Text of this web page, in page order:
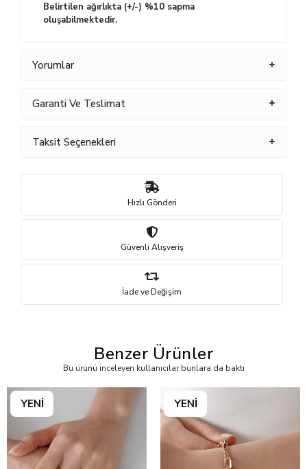
Belirtilen ağırlıkta (+/-) %10 sapma
oluşabilmektedir.
Yorumlar
Garanti Ve Teslimat
Taksit Seçenekleri
Hızlı Gönderi
Güvenli Alışveriş
İade ve Değişim
Benzer Ürünler
Bu ürünü inceleyen kullanıcılar bunlara da baktı